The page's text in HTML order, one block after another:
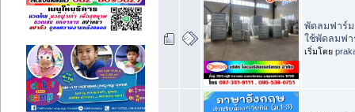
พัดลมฟาร์ม
ใช้พัดลมฟ
เริ่มโดย